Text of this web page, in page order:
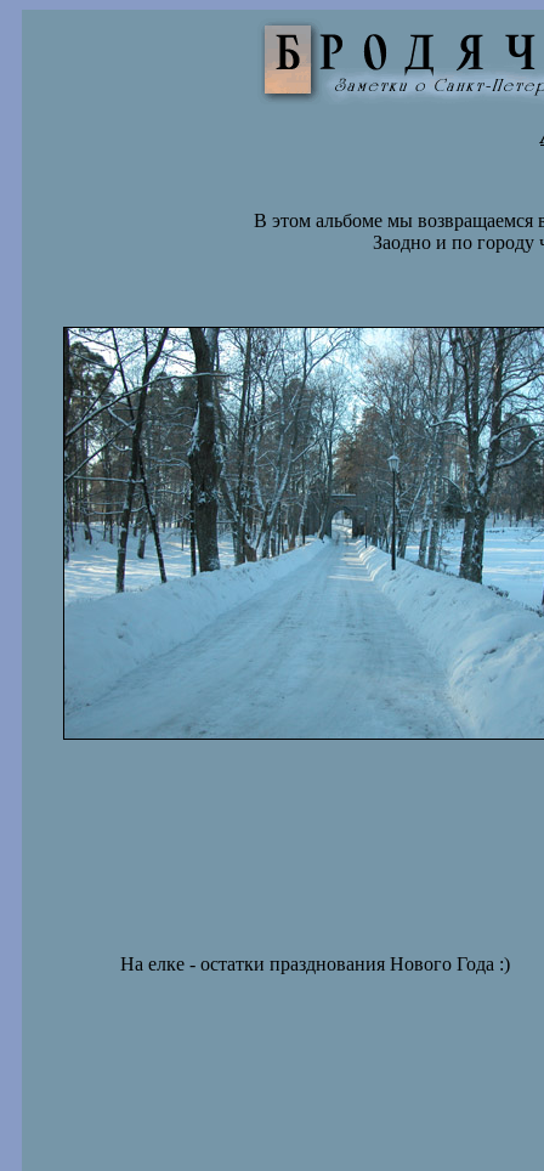
В этом альбоме мы возвращаемся
Заодно и по городу
На елке - остатки празднования Нового Года :)